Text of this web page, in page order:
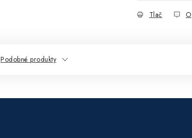
Tlač
Podobné produkty